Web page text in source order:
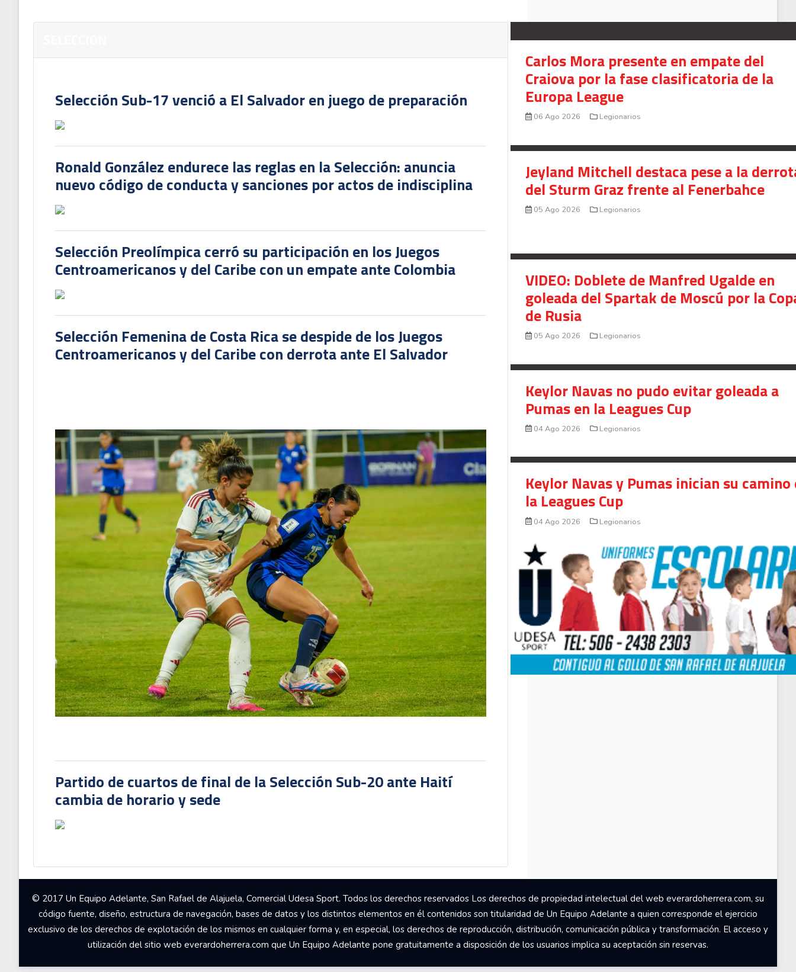
Selección Sub-17 venció a El Salvador en juego de preparación
Ronald González endurece las reglas en la Selección: anuncia
nuevo código de conducta y sanciones por actos de indisciplina
Selección Preolímpica cerró su participación en los Juegos
Centroamericanos y del Caribe con un empate ante Colombia
Selección Femenina de Costa Rica se despide de los Juegos
Centroamericanos y del Caribe con derrota ante El Salvador
Partido de cuartos de final de la Selección Sub-20 ante Haití
cambia de horario y sede
Carlos Mora presente en empate del
Craiova por la fase clasificatoria de la
Europa League
06 Ago 2026 Legionarios
Jeyland Mitchell destaca pese a la
del Sturm Graz frente al Fenerbahce
05 Ago 2026 Legionarios
VIDEO: Doblete de Manfred Ugalde en
goleada del Spartak de Moscú por la
de Rusia
05 Ago 2026 Legionarios
Keylor Navas no pudo evitar goleada a
Pumas en la Leagues Cup
04 Ago 2026 Legionarios
Keylor Navas y Pumas inician su camino
la Leagues Cup
04 Ago 2026 Legionarios
© 2017 Un Equipo Adelante, San Rafael de Alajuela, Comercial Udesa Sport. Todos los derechos reservados Los derechos de propiedad intelectual del web everardoherrera.com, su
código fuente, diseño, estructura de navegación, bases de datos y los distintos elementos en él contenidos son titularidad de Un Equipo Adelante a quien corresponde el ejercicio
exclusivo de los derechos de explotación de los mismos en cualquier forma y, en especial, los derechos de reproducción, distribución, comunicación pública y transformación. El acceso y
utilización del sitio web everardoherrera.com que Un Equipo Adelante pone gratuitamente a disposición de los usuarios implica su aceptación sin reservas.